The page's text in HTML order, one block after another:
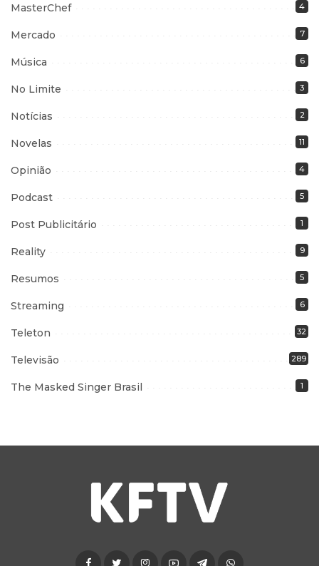
MasterChef 4
Mercado 7
Música 6
No Limite 3
Notícias 2
Novelas 11
Opinião 4
Podcast 5
Post Publicitário 1
Reality 9
Resumos 5
Streaming 6
Teleton 32
Televisão 289
The Masked Singer Brasil 1